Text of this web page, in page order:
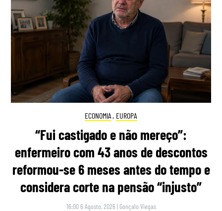
ECONOMIA , EUROPA
“Fui castigado e não mereço”:
enfermeiro com 43 anos de descontos
reformou-se 6 meses antes do tempo e
considera corte na pensão “injusto”
16:00 6 Agosto, 2026 | Gonçalo Viegas